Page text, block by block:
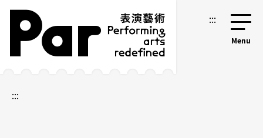
跳到主要內容區塊
網站導覽 :::
:::